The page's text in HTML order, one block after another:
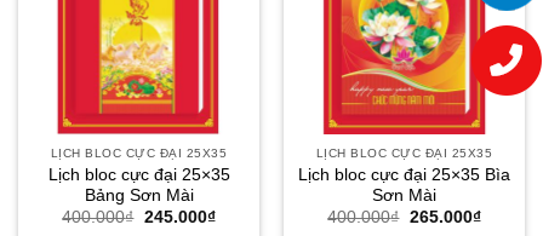
LỊCH BLOC CỰC ĐẠI 25X35
Lịch bloc cực đại 25×35
Bảng Sơn Mài
400.000₫ Giá
245.000₫Giá
LỊCH BLOC CỰC ĐẠI 25X35
Lịch bloc cực đại 25×35 Bìa
Sơn Mài
400.000₫ Giá
265.000₫Giá